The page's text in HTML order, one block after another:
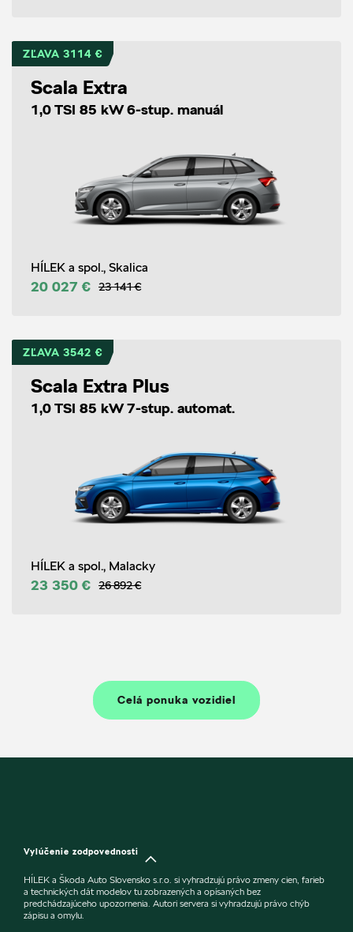
ZĽAVA 3114 €
Scala Extra
1,0 TSI 85 kW 6-stup. manuál
HÍLEK a spol., Skalica
20 027 € 23 141 €
ZĽAVA 3542 €
Scala Extra Plus
1,0 TSI 85 kW 7-stup. automat.
HÍLEK a spol., Malacky
23 350 € 26 892 €
Celá ponuka vozidiel
Vylúčenie zodpovednosti
HÍLEK a Škoda Auto Slovensko s.r.o. si vyhradzujú právo zmeny cien, farieb
a technických dát modelov tu zobrazených a opísaných bez
predchádzajúceho upozornenia. Autori servera si vyhradzujú právo chýb
zápisu a omylu.